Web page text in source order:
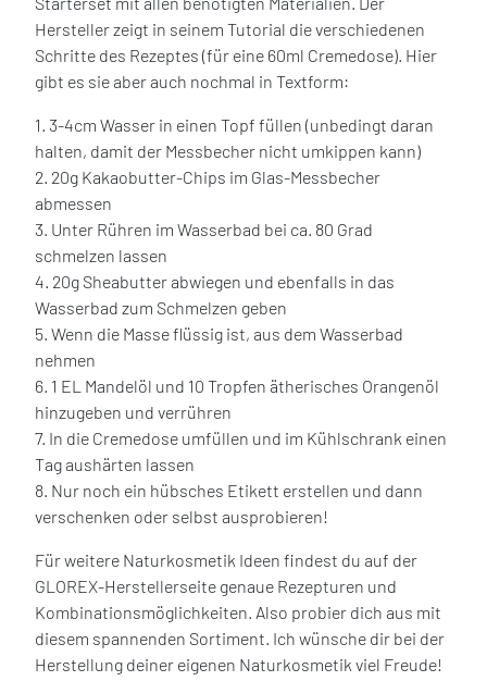
Hersteller zeigt in seinem Tutorial die verschiedenen
Schritte des Rezeptes (für eine 60ml Cremedose). Hier
gibt es sie aber auch nochmal in Textform:
1. 3-4cm Wasser in einen Topf füllen (unbedingt daran
halten, damit der Messbecher nicht umkippen kann)
2. 20g Kakaobutter-Chips im Glas-Messbecher
abmessen
3. Unter Rühren im Wasserbad bei ca. 80 Grad
schmelzen lassen
4. 20g Sheabutter abwiegen und ebenfalls in das
Wasserbad zum Schmelzen geben
5. Wenn die Masse flüssig ist, aus dem Wasserbad
nehmen
6. 1 EL Mandelöl und 10 Tropfen ätherisches Orangenöl
hinzugeben und verrühren
7. In die Cremedose umfüllen und im Kühlschrank einen
Tag aushärten lassen
8. Nur noch ein hübsches Etikett erstellen und dann
verschenken oder selbst ausprobieren!
Für weitere Naturkosmetik Ideen findest du auf der
GLOREX-Herstellerseite genaue Rezepturen und
Kombinationsmöglichkeiten. Also probier dich aus mit
diesem spannenden Sortiment. Ich wünsche dir bei der
Herstellung deiner eigenen Naturkosmetik viel Freude!